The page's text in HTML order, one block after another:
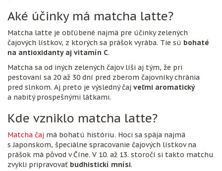
Aké účinky má matcha latte?
Matcha latte je obľúbené najmä pre účinky zelených
čajových lístkov, z ktorých sa prášok vyrába. Tie sú bohaté
na antioxidanty aj vitamín C.
Matcha sa od iných zelených čajov líši aj tým, že pri
pestovaní sa 20 až 30 dní pred zberom čajovníky chránia
pred slnkom. Aj preto je výsledný čaj veľmi aromatický
a nabitý prospešnými látkami.
Kde vzniklo matcha latte?
Matcha čaj má bohatú históriu. Hoci sa spája najmä
s Japonskom, špeciálne spracovanie čajových lístkov na
prášok má pôvod v Číne. V 10. až 13. storočí si takto matchu
zvykli pripravovať budhistickí mnísi.